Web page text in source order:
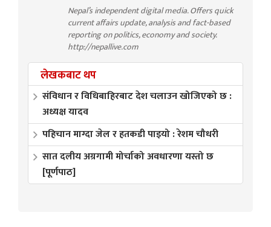
Nepal’s independent digital media. Offers quick
current affairs update, analysis and fact-based
reporting on politics, economy and society.
http://nepallive.com
लेखकबाट थप
संविधान र विधिबाहिरबाट देश चलाउन खोजिएको छ :
अध्यक्ष यादव
पहिचान माग्दा जेल र हतकडी पाइयो : रेशम चौधरी
सात दलीय अग्रगामी मोर्चाको अवधारणा यस्तो छ
[पूर्णपाठ]